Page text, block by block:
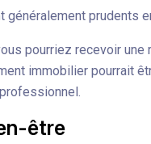
généralement prudents
pourriez recevoir une
immobilier pourrait
être